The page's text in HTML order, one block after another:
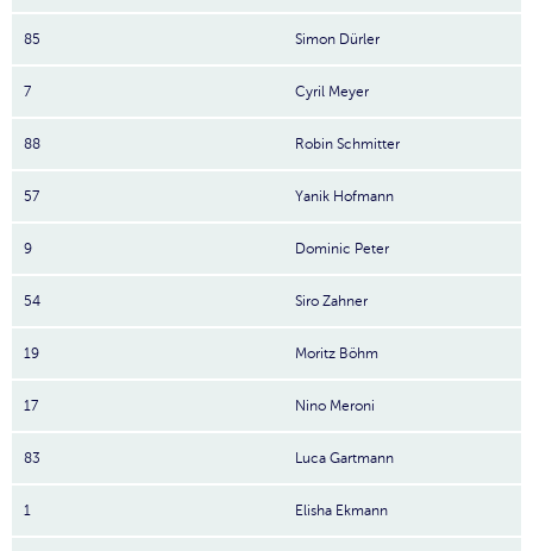
85 Simon Dürler
7 Cyril Meyer
88 Robin Schmitter
57 Yanik Hofmann
9 Dominic Peter
54 Siro Zahner
19 Moritz Böhm
17 Nino Meroni
83 Luca Gartmann
1 Elisha Ekmann